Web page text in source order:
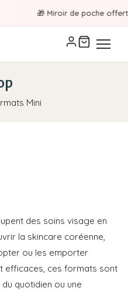
🎁 Miroir de poche offert
-
Mini
des soins visage en
la skincare coréenne,
ou les emporter
efficaces, ces formats sont
quotidien ou une